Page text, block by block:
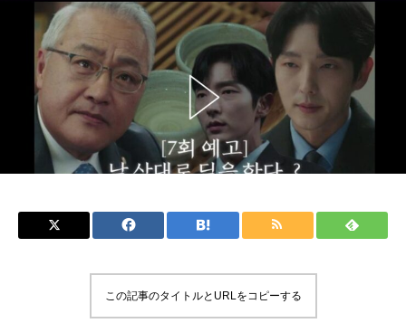
この記事のタイトルとURLをコピーする